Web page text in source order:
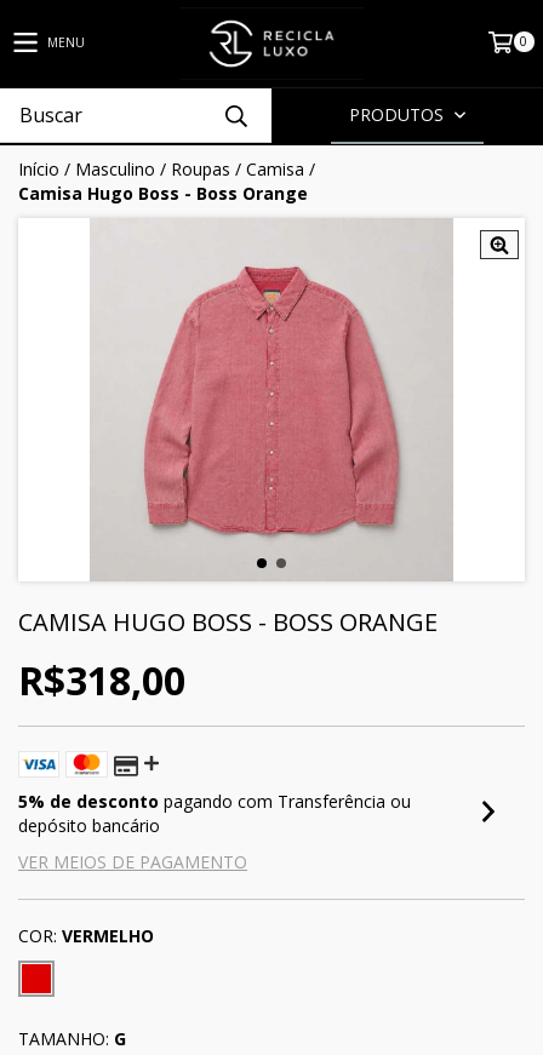
MENU 0
PRODUTOS
Início / Masculino / Roupas / Camisa /
Camisa Hugo Boss - Boss Orange
CAMISA HUGO BOSS - BOSS ORANGE
R$318,00
5% de desconto pagando com Transferência ou
depósito bancário
VER MEIOS DE PAGAMENTO
COR: VERMELHO
TAMANHO: G